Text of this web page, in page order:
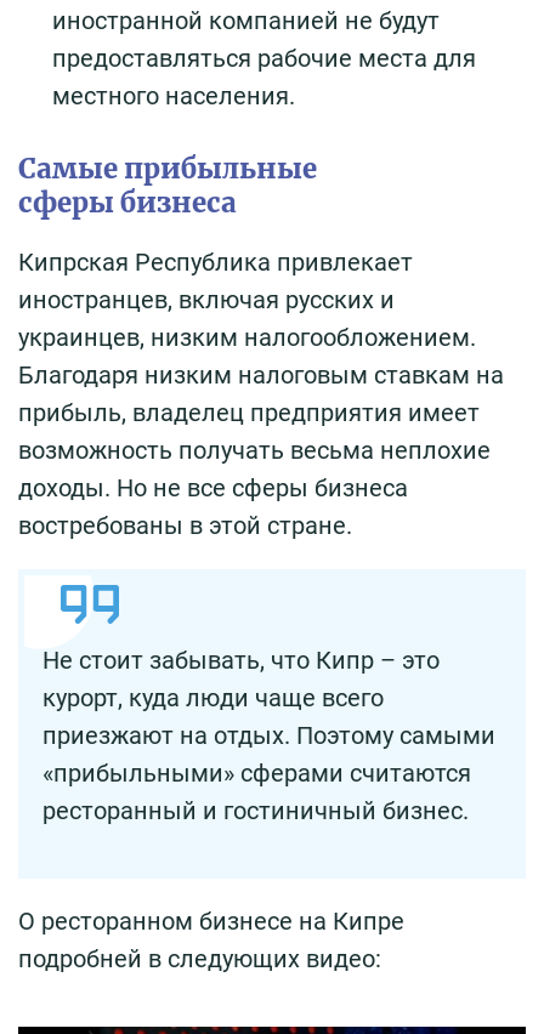
иностранной компанией не будут
предоставляться рабочие места для
местного населения.
Самые прибыльные
сферы бизнеса
Кипрская Республика привлекает
иностранцев, включая русских и
украинцев, низким налогообложением.
Благодаря низким налоговым ставкам на
прибыль, владелец предприятия имеет
возможность получать весьма неплохие
доходы. Но не все сферы бизнеса
востребованы в этой стране.
Не стоит забывать, что Кипр – это
курорт, куда люди чаще всего
приезжают на отдых. Поэтому самыми
«прибыльными» сферами считаются
ресторанный и гостиничный бизнес.
О ресторанном бизнесе на Кипре
подробней в следующих видео: